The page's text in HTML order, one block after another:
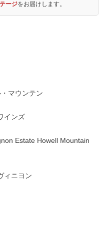
ージをお届けします。
マウンテン
インズ
Estate Howell Mountain
ィニヨン